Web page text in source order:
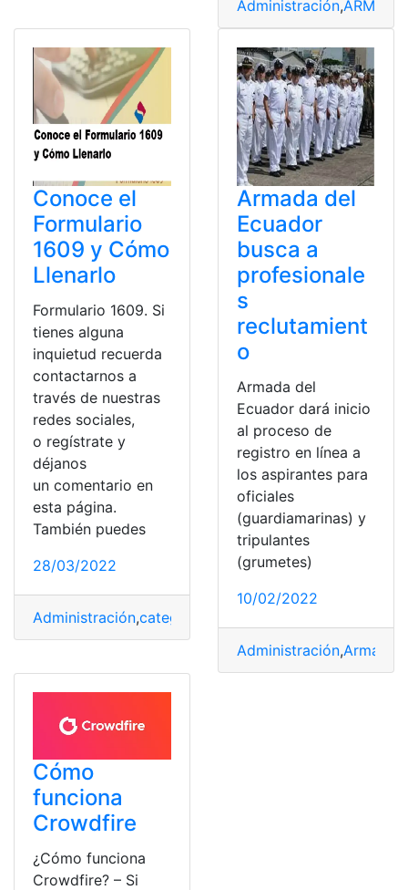
Administración,
Conoce el
Formulario
1609 y Cómo
Llenarlo
Formulario 1609. Si
tienes alguna
inquietud recuerda
contactarnos a
través de nuestras
redes sociales,
o regístrate y
déjanos
un comentario en
esta página.
También puedes
28/03/2022
Administración,categorías
Armada del
Ecuador
busca a
profesionale
s
reclutamient
o
Armada del
Ecuador dará inicio
al proceso de
registro en línea a
los aspirantes para
oficiales
(guardiamarinas) y
tripulantes
(grumetes)
10/02/2022
Administración,Armada
Cómo
funciona
Crowdfire
¿Cómo funciona
Crowdfire? – Si